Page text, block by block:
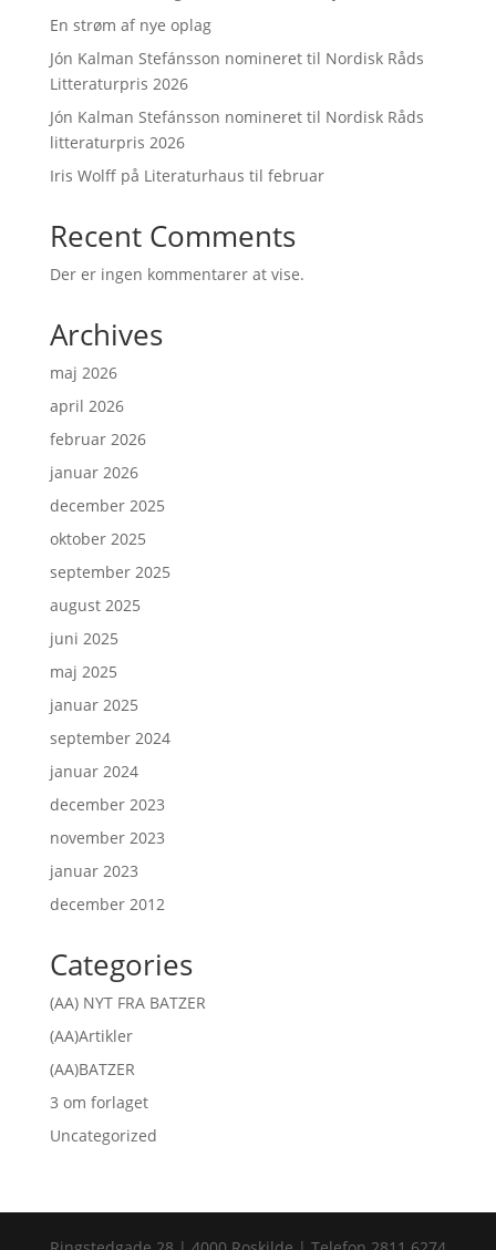
En strøm af nye oplag
Jón Kalman Stefánsson nomineret til Nordisk Råds
Litteraturpris 2026
Jón Kalman Stefánsson nomineret til Nordisk Råds
litteraturpris 2026
Iris Wolff på Literaturhaus til februar
Recent Comments
Der er ingen kommentarer at vise.
Archives
maj 2026
april 2026
februar 2026
januar 2026
december 2025
oktober 2025
september 2025
august 2025
juni 2025
maj 2025
januar 2025
september 2024
januar 2024
december 2023
november 2023
januar 2023
december 2012
Categories
(AA) NYT FRA BATZER
(AA)Artikler
(AA)BATZER
3 om forlaget
Uncategorized